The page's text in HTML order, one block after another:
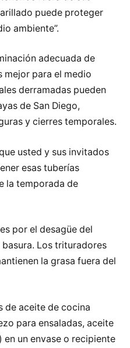
puede proteger
ambiente”.
adecuada de
mejor para el medio
derramadas pueden
de San Diego,
y cierres temporales.
usted y sus invitados
esas tuberías
la temporada de
por el desagüe del
Los trituradores
la grasa fuera del
de aceite de cocina
para ensaladas, aceite
un envase o recipiente